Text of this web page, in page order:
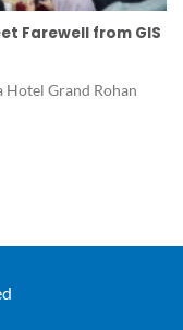
Farewell from GIS
Hotel Grand Rohan